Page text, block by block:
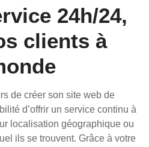
24h/24,
clients à
de créer son site web de
d’offrir un service continu à
localisation géographique ou
ils se trouvent. Grâce à votre